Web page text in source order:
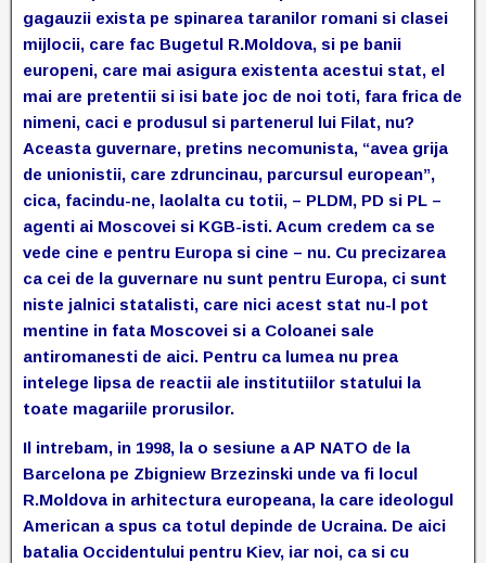
gagauzii exista pe spinarea taranilor romani si clasei
mijlocii, care fac Bugetul R.Moldova, si pe banii
europeni, care mai asigura existenta acestui stat, el
mai are pretentii si isi bate joc de noi toti, fara frica de
nimeni, caci e produsul si partenerul lui Filat, nu?
Aceasta guvernare, pretins necomunista, “avea grija
de unionistii, care zdruncinau, parcursul european”,
cica, facindu-ne, laolalta cu totii, – PLDM, PD si PL –
agenti ai Moscovei si KGB-isti. Acum credem ca se
vede cine e pentru Europa si cine – nu. Cu precizarea
ca cei de la guvernare nu sunt pentru Europa, ci sunt
niste jalnici statalisti, care nici acest stat nu-l pot
mentine in fata Moscovei si a Coloanei sale
antiromanesti de aici. Pentru ca lumea nu prea
intelege lipsa de reactii ale institutiilor statului la
toate magariile prorusilor.
Il intrebam, in 1998, la o sesiune a AP NATO de la
Barcelona pe Zbigniew Brzezinski unde va fi locul
R.Moldova in arhitectura europeana, la care ideologul
American a spus ca totul depinde de Ucraina. De aici
batalia Occidentului pentru Kiev, iar noi, ca si cu